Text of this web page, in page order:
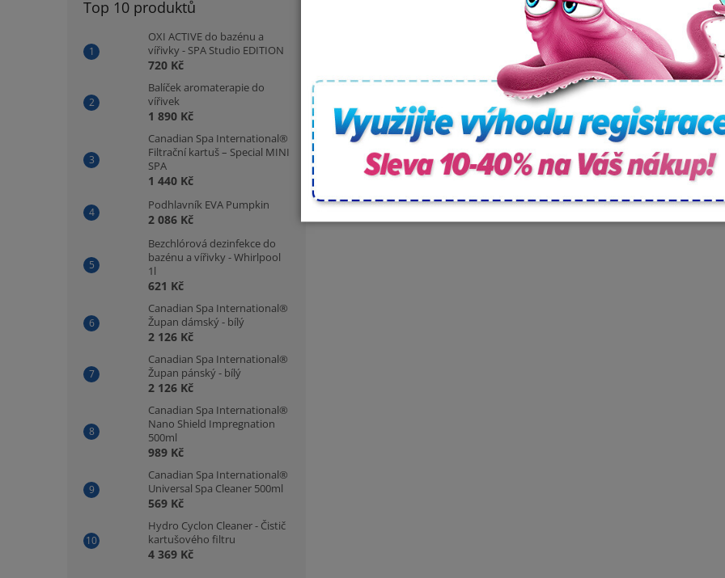
Top 10 produktů
OXI ACTIVE do bazénu a
vířivky - SPA Studio EDITION
720 Kč
Balíček aromaterapie do
vířivek
1 890 Kč
Canadian Spa International®
Filtrační kartuš – Special MINI
SPA
1 440 Kč
Podhlavník EVA Pumpkin
2 086 Kč
Bezchlórová dezinfekce do
bazénu a vířivky - Whirlpool
1l
621 Kč
Canadian Spa International®
Župan dámský - bílý
2 126 Kč
Canadian Spa International®
Župan pánský - bílý
2 126 Kč
Canadian Spa International®
Nano Shield Impregnation
500ml
989 Kč
Canadian Spa International®
Universal Spa Cleaner 500ml
569 Kč
Hydro Cyclon Cleaner - Čistič
kartušového filtru
4 369 Kč